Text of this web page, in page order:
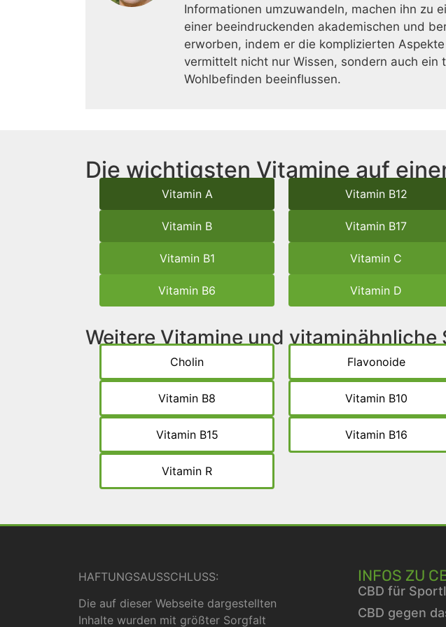
Informationen umzuwandeln, machen ihn zu
einer beeindruckenden akademischen und
erworben, indem er die komplizierten
vermittelt nicht nur Wissen, sondern auch
Wohlbefinden beeinflussen.
Die wichtigsten Vitamine auf
Vitamin A
Vitamin B
Vitamin B1
Vitamin B6
Vitamin B12
Vitamin B17
Vitamin C
Vitamin D
Weitere Vitamine und vitaminähnliche
Cholin
Vitamin B8
Vitamin B15
Vitamin R
Flavonoide
Vitamin B10
Vitamin B16
HAFTUNGSAUSSCHLUSS:
Die auf dieser Webseite dargestellten
Inhalte wurden mit größter Sorgfalt
INFOS ZU
CBD für
CBD gegen